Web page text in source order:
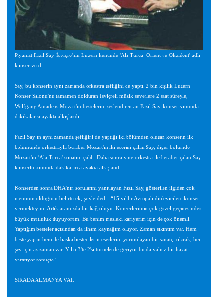
Piyanist Fazıl Say, İsviçre'nin Luzern kentinde 'Ala Turca- Orient ve Okzident' adlı
konser verdi.
Say, bu konserin aynı zamanda orkestra şefliğini de yaptı. 2 bin kişilik Luzern
Konser Salonu'nu tamamen dolduran İsviçreli müzik severlere 2 saat süreyle,
Wolfgang Amadeus Mozart'ın bestelerini seslendiren an Fazıl Say, konser sonunda
dakikalarca ayakta alkışlandı.
Fazıl Say’ın aynı zamanda şefliğini de yaptığı iki bölümden oluşan konserin ilk
bölümünde orkestrayla beraber Mozart'ın iki eserini çalan Say, diğer bölümde
Mozart'ın ‘Ala Turca' sonatını çaldı. Daha sonra yine orkestra ile beraber çalan Say,
konserin sonunda dakikalarca ayakta alkışlandı.
Konserden sonra DHA'nın sorularını yanıtlayan Fazıl Say, gösterilen ilgiden çok
memnun olduğunu belirterek, şöyle dedi:
“15 yıldır Avrupalı dinleyicilere konser
vermekteyim. Artık aramızda bir bağ oluştu. Konserlerimin çok güzel geçmesinden
büyük mutluluk duyuyorum. Bu benim mesleki kariyerim için de çok önemli.
Yaptığım besteler açısından da ilham kaynağım oluyor. Zaman sıkıntım var. Hem
beste yapan hem de başka bestecilerin eserlerini yorumlayan bir sanatçı olarak, her
şey için az zaman var. Yılın 3'te 2'si turnelerde geçiyor bu da yalnız bir hayat
yaratıyor sonuçta”
SIRADA ALMANYA VAR